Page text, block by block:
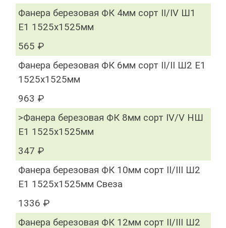
Фанера березовая ФК 4мм сорт II/IV Ш1
Е1 1525х1525мм
565 ₽
Фанера березовая ФК 6мм сорт II/II Ш2 Е1
1525х1525мм
963 ₽
>Фанера березовая ФК 8мм сорт IV/V НШ
Е1 1525х1525мм
347 ₽
Фанера березовая ФК 10мм сорт II/III Ш2
Е1 1525х1525мм Свеза
1336 ₽
Фанера березовая ФК 12мм сорт II/III Ш2